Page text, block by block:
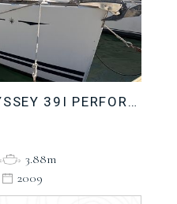
JEANNEAU SUN ODYSSEY 39I PERFORMANCE
3.88m
2009